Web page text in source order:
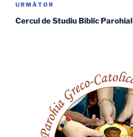
Articolul
următor
URMĂTOR
Cercul de Studiu Biblic Parohial